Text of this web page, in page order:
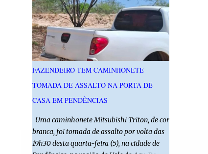
com palestras de especialistas, visitas
técnicas a campo e uma ampla exposição de
empresas, instituições e tecnologias voltadas
ao setor. Além das atividades técnicas, a
feira contará com programação cultural. No
dia 20 de agosto, o público poderá prestigiar
o show de humor com Mução, seguido de
apresentação musical de Vê Barreto. A Frut
& Tec reforça a importância do Distrito de
fruticultura irrigada, promovendo
conhecimento, inovação e oportunidades
para o desenvolvimento do agronegócio
FAZENDEIRO TEM CAMINHONETE
TOMADA DE ASSALTO NA PORTA DE
CASA EM PENDÊNCIAS
Uma caminhonete Mitsubishi Triton, de cor
branca, foi tomada de assalto por volta das
19h30 desta quarta-feira (5), na cidade de